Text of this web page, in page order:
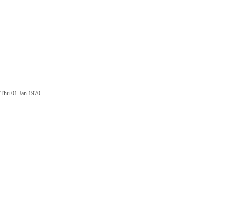
Thu 01 Jan 1970